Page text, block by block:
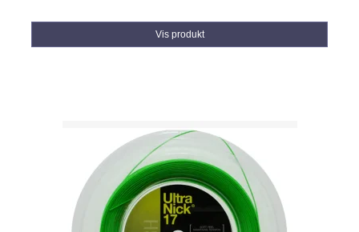
Vis produkt